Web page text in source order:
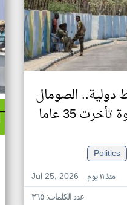
الصومال
35 عاما
Politics
Jul 25, 2026
منذ ١١ يوم
عدد الكلمات: ٣٦٥